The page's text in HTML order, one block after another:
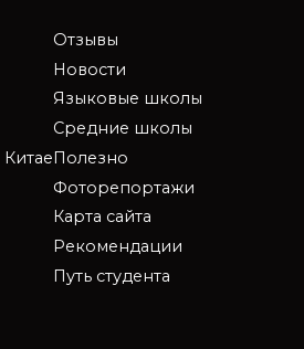
Отзывы
Новости
Языковые школы
Средние школы
Полезно
Фоторепортажи
Карта сайта
Рекомендации
Путь студента